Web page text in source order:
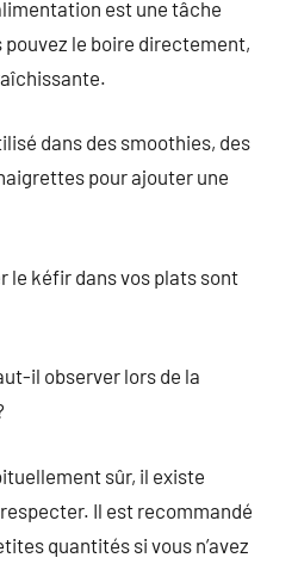
est une tâche
pouvez le boire directement,
dans des smoothies, des
pour ajouter une
le kéfir dans vos plats sont
il observer lors de la
sûr, il existe
Il est recommandé
quantités si vous n’avez